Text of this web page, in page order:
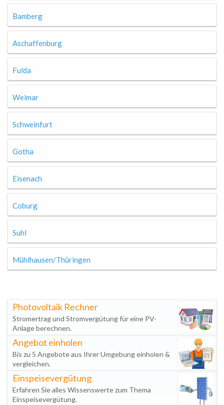
Bamberg
Aschaffenburg
Fulda
Weimar
Schweinfurt
Gotha
Eisenach
Coburg
Suhl
Mühlhausen/Thüringen
Photovoltaik Rechner
Stromertrag und Stromvergütung für eine PV-
Anlage berechnen.
Angebot einholen
Bis zu 5 Angebote aus Ihrer Umgebung einholen &
vergleichen.
Einspeisevergütung
Erfahren Sie alles Wissenswerte zum Thema
Einspeisevergütung.